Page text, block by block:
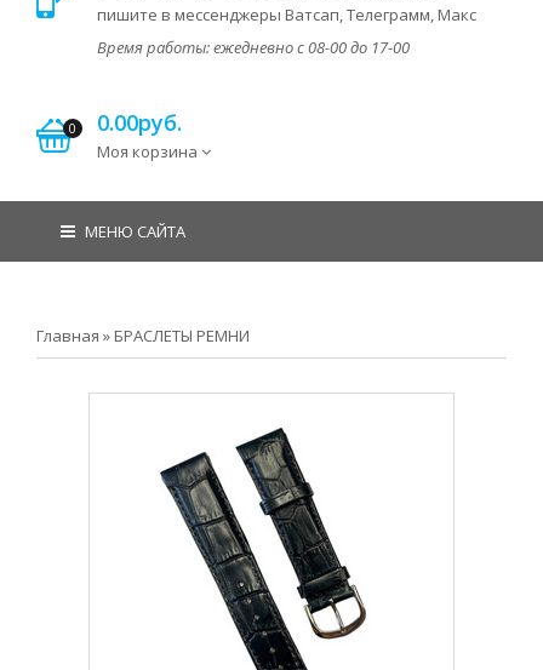
пишите в мессенджеры Ватсап, Телеграмм, Макс
Время работы: ежедневно с 08-00 до 17-00
0 0.00руб.
Моя корзина
МЕНЮ САЙТА
Главная » БРАСЛЕТЫ РЕМНИ